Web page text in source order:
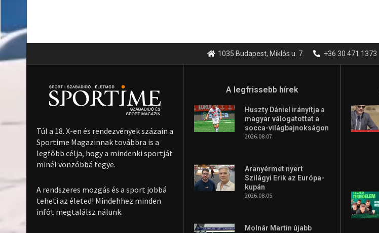
1035 Budapest, Miklós u. 7. +36 30 471 1373
Túl a 18. X-en és rendezvények százain a
Sportime Magazinnak továbbra is a
legfőbb célja, hogy a mindenki sportját
minél vonzóbbá tegye.
A rendszeres mozgás és a sport jobbá
teheti az életed! Mindehhez minden
infót megtalálsz nálunk.
A legfrissebb hírek
Huszty Dániel irányítja a
magyar válogatottat a
socca-világbajnokságon
2026.08.07.
Aranyérmet nyert
Szilágyi Erik az Európa-
kupán
2026.08.05.
Molnár Martin újabb